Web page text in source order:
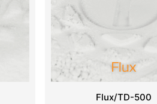
Flux/TD-500